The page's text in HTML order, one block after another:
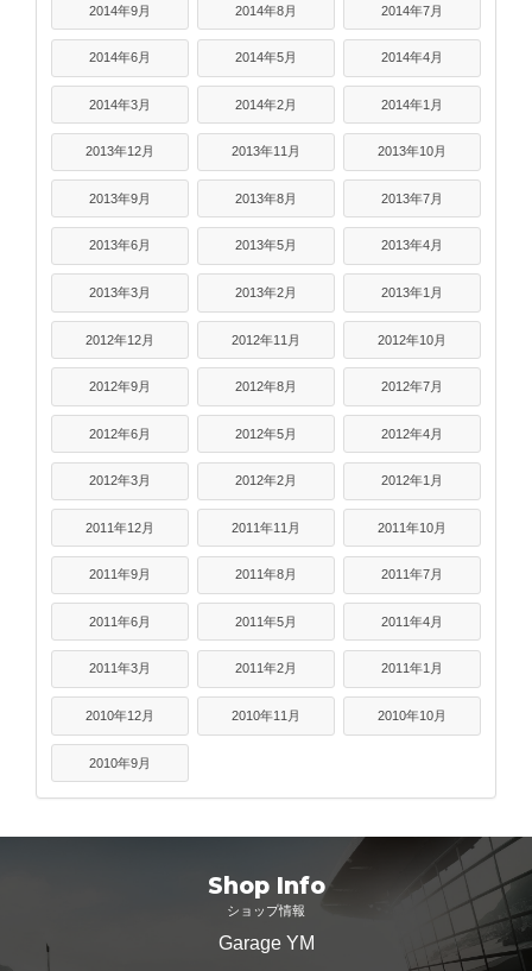
2014年9月 2014年8月 2014年7月
2014年6月 2014年5月 2014年4月
2014年3月 2014年2月 2014年1月
2013年12月 2013年11月 2013年10月
2013年9月 2013年8月 2013年7月
2013年6月 2013年5月 2013年4月
2013年3月 2013年2月 2013年1月
2012年12月 2012年11月 2012年10月
2012年9月 2012年8月 2012年7月
2012年6月 2012年5月 2012年4月
2012年3月 2012年2月 2012年1月
2011年12月 2011年11月 2011年10月
2011年9月 2011年8月 2011年7月
2011年6月 2011年5月 2011年4月
2011年3月 2011年2月 2011年1月
2010年12月 2010年11月 2010年10月
2010年9月
Shop Info
ショップ情報
Garage YM